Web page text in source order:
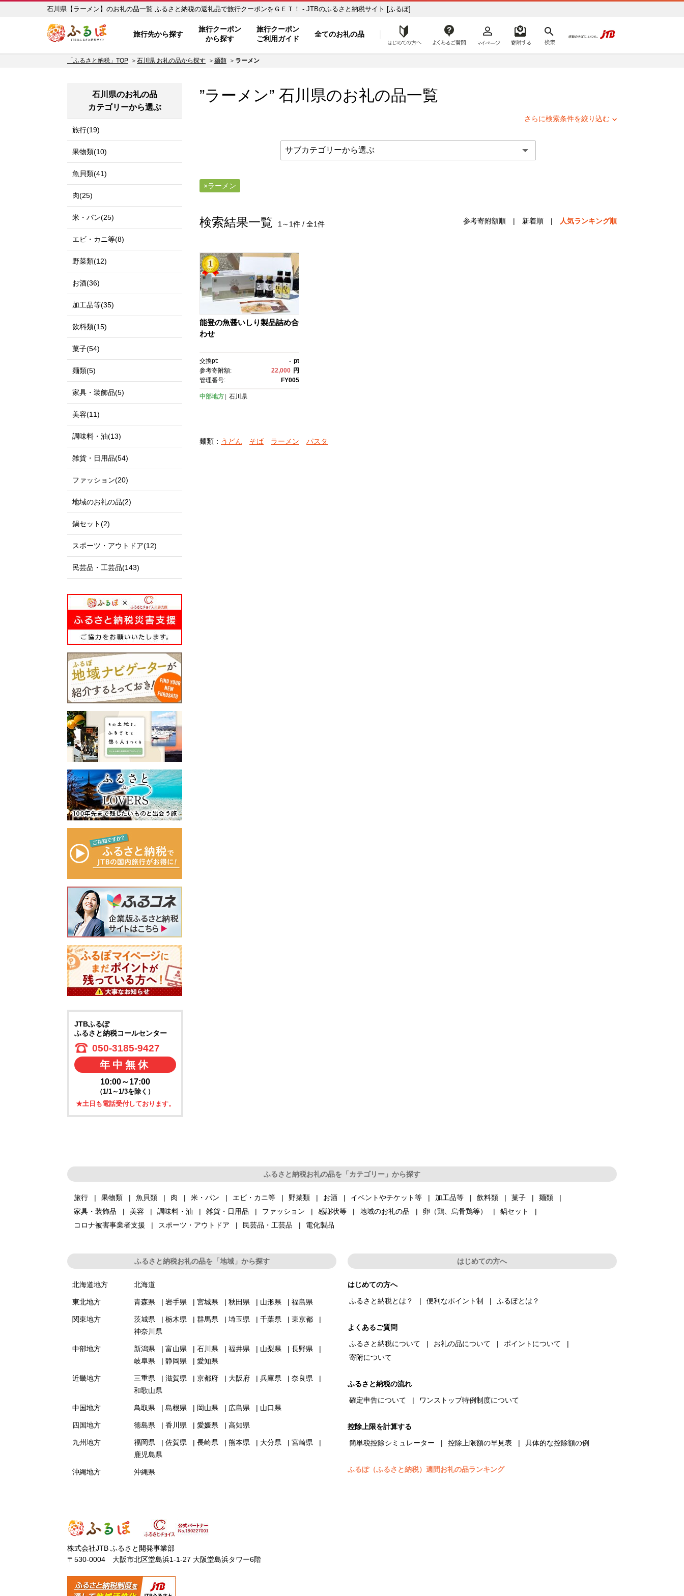
石川県【ラーメン】のお礼の品一覧 ふるさと納税の返礼品で旅行クーポンをＧＥＴ！ - JTBのふるさと納税サイト [ふるぽ]
旅行先から探す
旅行クーポン
から探す
旅行クーポン
ご利用ガイド
全てのお礼の品 はじめての方へ
「ふるさと納税」TOP 石川県 お礼の品から探す 麺類 ラーメン
”ラーメン” 石川県のお礼の品一覧
さらに検索条件を絞り込む
ラーメン
検索結果一覧 1～1件 / 全1件 参考寄附額順 | 新着順 | 人気ランキング順
能登の魚醤いしり製品詰め合
わせ
交換pt: - pt
参考寄附額:
22,000 円
管理番号:
FY005
中部地方 石川県
麺類： うどん そば ラーメン パスタ
石川県のお礼の品
カテゴリーから選ぶ
旅行(19)
果物類(10)
魚貝類(41)
肉(25)
米・パン(25)
エビ・カニ等(8)
野菜類(12)
お酒(36)
加工品等(35)
飲料類(15)
菓子(54)
麺類(5)
家具・装飾品(5)
美容(11)
調味料・油(13)
雑貨・日用品(54)
ファッション(20)
地域のお礼の品(2)
鍋セット(2)
スポーツ・アウトドア(12)
民芸品・工芸品(143)
JTBふるぽ
ふるさと納税コールセンター
050-3185-9427
年中無休
10:00～17:00
（1/1～1/3を除く）
★土日も電話受付しております。
ふるさと納税お礼の品を「カテゴリー」から探す
旅行 果物類 魚貝類 肉 米・パン エビ・カニ等 野菜類 お酒 イベントやチケット等 加工品等 飲料類 菓子
麺類
家具・装飾品
美容 調味料・油 雑貨・日用品 ファッション 感謝状等 地域のお礼の品 卵（鶏、烏骨鶏等）
鍋セット
コロナ被害事業者支援
スポーツ・アウトドア 民芸品・工芸品 電化製品
ふるさと納税お礼の品を「地域」から探す
北海道地方 北海道
東北地方 青森県 岩手県 宮城県 秋田県 山形県 福島県
関東地方 茨城県 栃木県 群馬県 埼玉県 千葉県
東京都
神奈川県
中部地方 新潟県 富山県 石川県 福井県 山梨県
長野県
岐阜県
静岡県 愛知県
近畿地方 三重県 滋賀県 京都府 大阪府 兵庫県
奈良県
和歌山県
中国地方 鳥取県 島根県 岡山県 広島県 山口県
四国地方 徳島県 香川県 愛媛県 高知県
九州地方 福岡県 佐賀県 長崎県 熊本県 大分県
宮崎県
鹿児島県
沖縄地方 沖縄県
はじめての方へ
はじめての方へ
ふるさと納税とは？
便利なポイント制 ふるぽとは？
よくあるご質問
ふるさと納税について
お礼の品について
ポイントについて
寄附について
ふるさと納税の流れ
確定申告について
ワンストップ特例制度について
控除上限を計算する
簡単税控除シミュレーター
控除上限額の早見表 具体的な控除額の例
ふるぽ（ふるさと納税）週間お礼の品ランキング
株式会社JTB ふるさと開発事業部
〒530-0004 大阪市北区堂島浜1-1-27 大阪堂島浜タワー6階